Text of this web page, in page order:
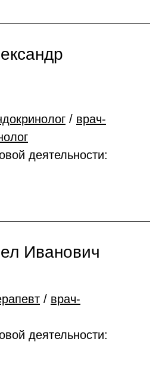
/ врач-
деятельности:
Иванович
/ врач-
деятельности: